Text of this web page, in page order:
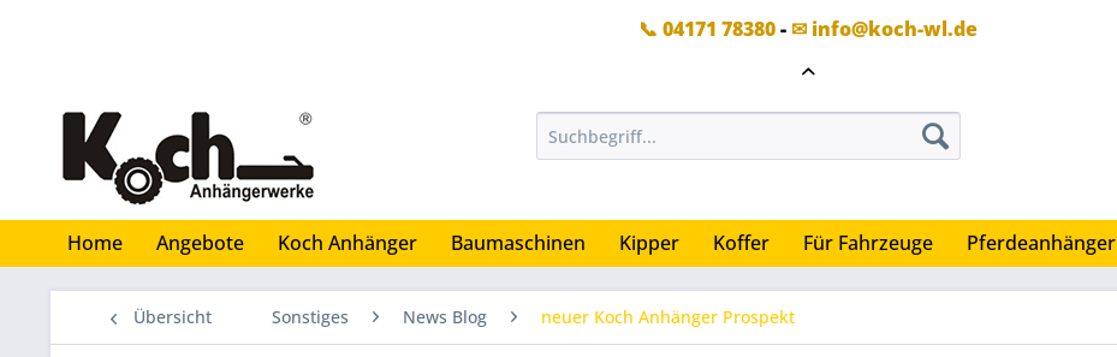
📞 04171 78380- ✉ info@koch-wl.de
Home Angebote Koch Anhänger Baumaschinen Kipper Koffer Für Fahrzeuge Pferdeanhänger
Übersicht Sonstiges News Blog neuer Koch Anhänger Prospekt